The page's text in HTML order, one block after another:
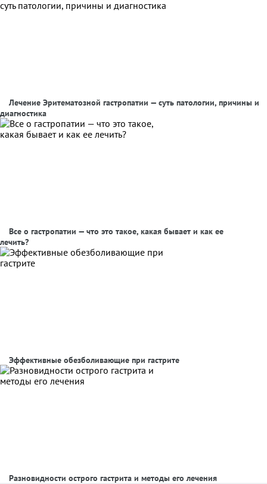
Лечение Эритематозной гастропатии — суть патологии, причины и
диагностика
Все о гастропатии — что это такое, какая бывает и как ее
лечить?
Эффективные обезболивающие при гастрите
Разновидности острого гастрита и методы его лечения